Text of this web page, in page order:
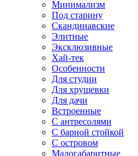
Минимализм
Под старину
Скандинавские
Элитные
Эксклюзивные
Хай-тек
Особенности
Для студии
Для хрущевки
Для дачи
Встроенные
С антресолями
С барной стойкой
С островом
Малогабаритные